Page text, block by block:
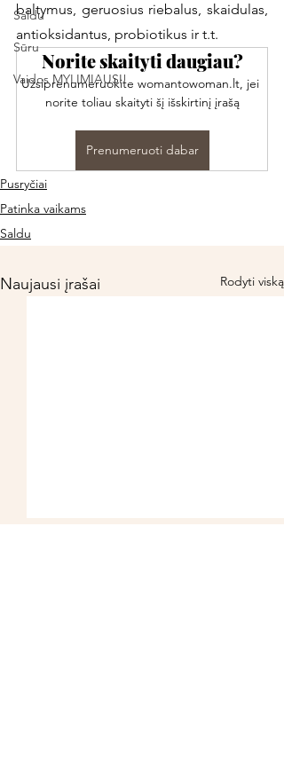
Saldu
Sūru
Vaidos MYLIMIAUSI!
baltymus, geruosius riebalus, skaidulas,
antioksidantus, probiotikus ir t.t.
Norite skaityti daugiau?
Užsiprenumeruokite womantowoman.lt, jei
norite toliau skaityti šį išskirtinį įrašą
Prenumeruoti dabar
Pusryčiai
Patinka vaikams
Saldu
Naujausi įrašai Rodyti viską